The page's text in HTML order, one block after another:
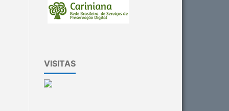
VISITAS